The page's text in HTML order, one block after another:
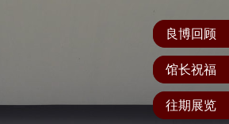
良博回顾
馆长祝福
往期展览